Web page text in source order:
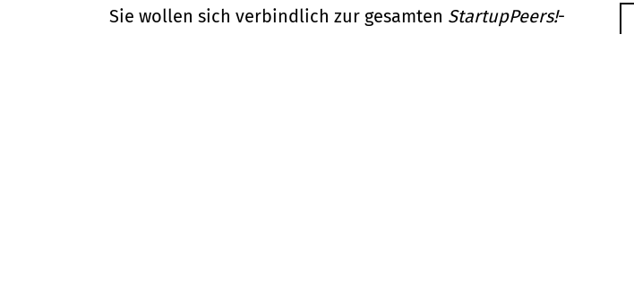
Sie wollen sich verbindlich zur gesamten StartupPeers!-